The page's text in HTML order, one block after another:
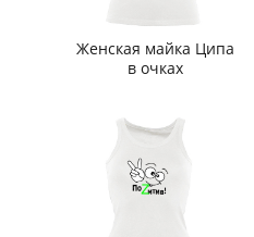
Женская майка Ципа
в очках